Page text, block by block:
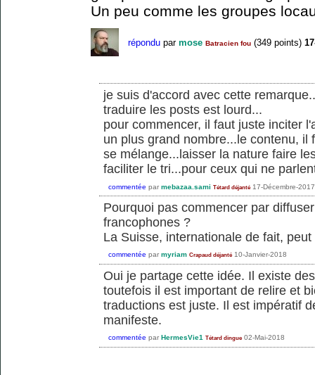
Un peu comme les groupes
répondu par mose Batracien fou (349 points)
je suis d'accord avec cette remarque..
traduire les posts est lourd...
pour commencer, il faut juste inciter
un plus grand nombre...le contenu,
se mélange...laisser la nature faire
faciliter le tri...pour ceux qui ne
commentée par mebazaa.sami Tétard déjanté 17-Décembre-2017
Pourquoi pas commencer par
francophones ?
La Suisse, internationale de fait,
commentée par myriam Crapaud déjanté 10-Janvier-2018
Oui je partage cette idée. Il existe
toutefois il est important de relire et
traductions est juste. Il est impératif
manifeste.
commentée par HermesVie1 Tétard dingue 02-Mai-2018